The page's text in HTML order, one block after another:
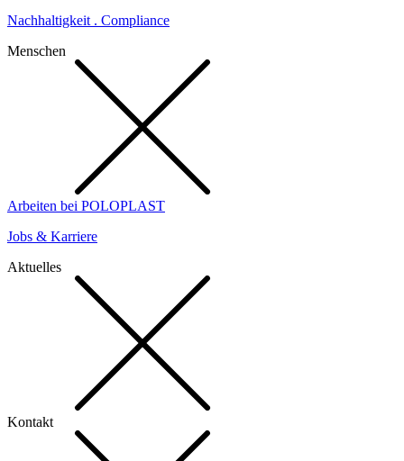
Nachhaltigkeit . Compliance
Menschen
Arbeiten bei POLOPLAST
Jobs & Karriere
Aktuelles
Kontakt